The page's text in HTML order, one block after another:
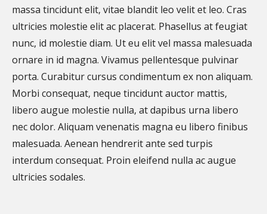
massa tincidunt elit, vitae blandit leo velit et leo. Cras
ultricies molestie elit ac placerat. Phasellus at feugiat
nunc, id molestie diam. Ut eu elit vel massa malesuada
ornare in id magna. Vivamus pellentesque pulvinar
porta. Curabitur cursus condimentum ex non aliquam.
Morbi consequat, neque tincidunt auctor mattis,
libero augue molestie nulla, at dapibus urna libero
nec dolor. Aliquam venenatis magna eu libero finibus
malesuada. Aenean hendrerit ante sed turpis
interdum consequat. Proin eleifend nulla ac augue
ultricies sodales.